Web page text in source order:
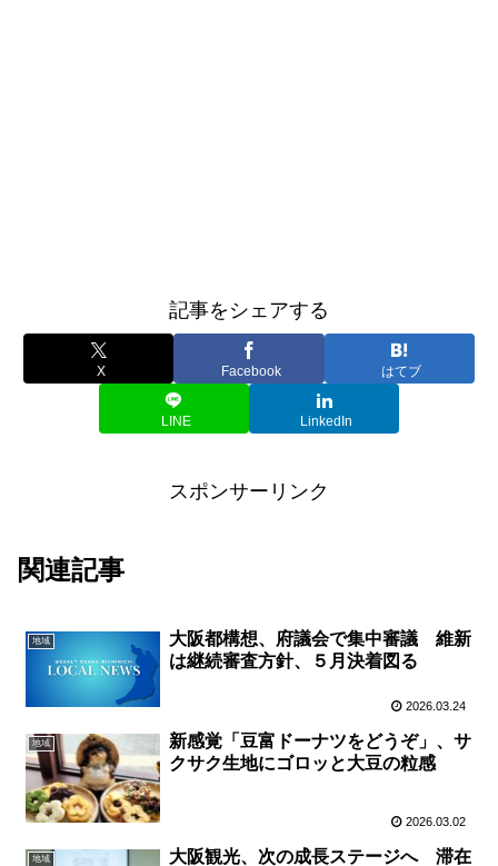
記事をシェアする
X Facebook はてブ
LINE LinkedIn
スポンサーリンク
関連記事
地域
大阪都構想、府議会で集中審議 維新
は継続審査方針、５月決着図る
2026.03.24
地域
新感覚「豆富ドーナツをどうぞ」、サ
クサク生地にゴロッと大豆の粒感
2026.03.02
地域 大阪観光、次の成長ステージへ 滞在